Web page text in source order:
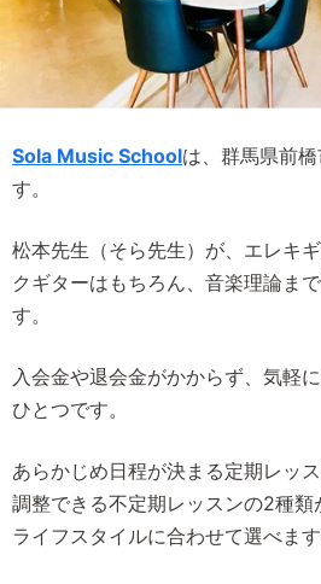
Sola Music Schoolは、群馬県前
す。
松本先生（そら先生）が、エレキ
クギターはもちろん、音楽理論ま
す。
入会金や退会金がかからず、気軽
ひとつです。
あらかじめ日程が決まる定期レッ
調整できる不定期レッスンの2種類
ライフスタイルに合わせて選べます